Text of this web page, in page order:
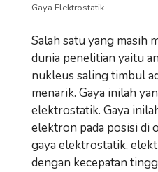
Gaya Elektrostatik
Salah satu yang masih
dunia penelitian yaitu
nukleus saling timbul
menarik. Gaya inilah
elektrostatik. Gaya
elektron pada posisi di
gaya elektrostatik,
dengan kecepatan